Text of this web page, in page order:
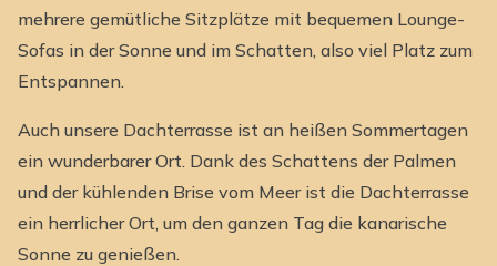
mehrere gemütliche Sitzplätze mit bequemen Lounge-
Sofas in der Sonne und im Schatten, also viel Platz zum
Entspannen.
Auch unsere Dachterrasse ist an heißen Sommertagen
ein wunderbarer Ort. Dank des Schattens der Palmen
und der kühlenden Brise vom Meer ist die Dachterrasse
ein herrlicher Ort, um den ganzen Tag die kanarische
Sonne zu genießen.